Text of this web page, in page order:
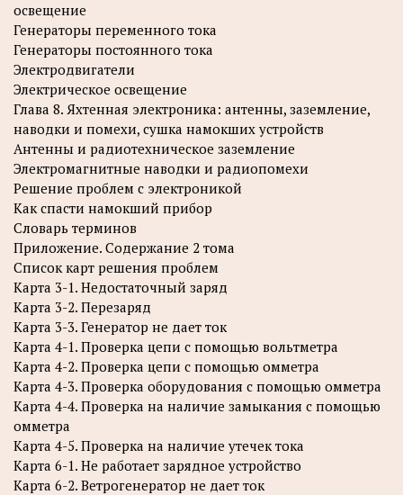
освещение
Генераторы переменного тока
Генераторы постоянного тока
Электродвигатели
Электрическое освещение
Глава 8. Яхтенная электроника: антенны, заземление,
наводки и помехи, сушка намокших устройств
Антенны и радиотехническое заземление
Электромагнитные наводки и радиопомехи
Решение проблем с электроникой
Как спасти намокший прибор
Словарь терминов
Приложение. Содержание 2 тома
Список карт решения проблем
Карта 3-1. Недостаточный заряд
Карта 3-2. Перезаряд
Карта 3-3. Генератор не дает ток
Карта 4-1. Проверка цепи с помощью вольтметра
Карта 4-2. Проверка цепи с помощью омметра
Карта 4-3. Проверка оборудования с помощью омметра
Карта 4-4. Проверка на наличие замыкания с помощью
омметра
Карта 4-5. Проверка на наличие утечек тока
Карта 6-1. Не работает зарядное устройство
Карта 6-2. Ветрогенератор не дает ток